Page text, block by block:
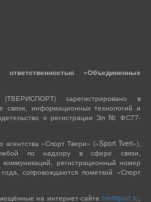
«Объединенные
(ТВЕРИСПОРТ) зарегистрировано в
информационных технологий и
о регистрации Эл № ФС77-
«Спорт Твери» («Sport Tveri»),
по надзору в сфере связи,
регистрационный номер
сопровождаются пометкой «Спорт
на интернет-сайте tverisport.ru,